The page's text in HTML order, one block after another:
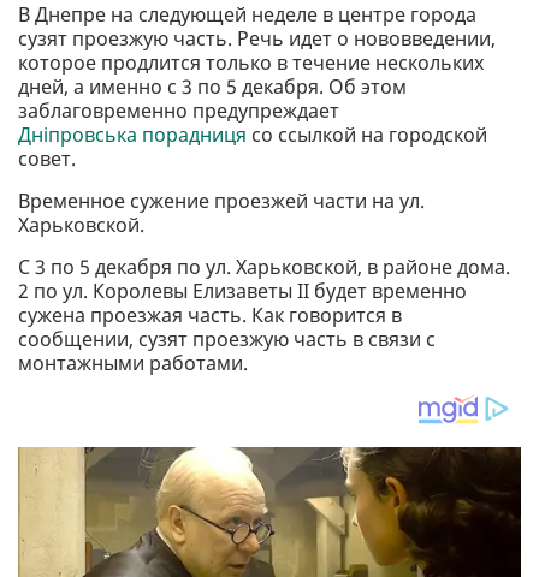
В Днепре на следующей неделе в центре города
сузят проезжую часть. Речь идет о нововведении,
которое продлится только в течение нескольких
дней, а именно с 3 по 5 декабря. Об этом
заблаговременно предупреждает
Дніпровська порадниця со ссылкой на городской
совет.
Временное сужение проезжей части на ул.
Харьковской.
С 3 по 5 декабря по ул. Харьковской, в районе дома.
2 по ул. Королевы Елизаветы II будет временно
сужена проезжая часть. Как говорится в
сообщении, сузят проезжую часть в связи с
монтажными работами.